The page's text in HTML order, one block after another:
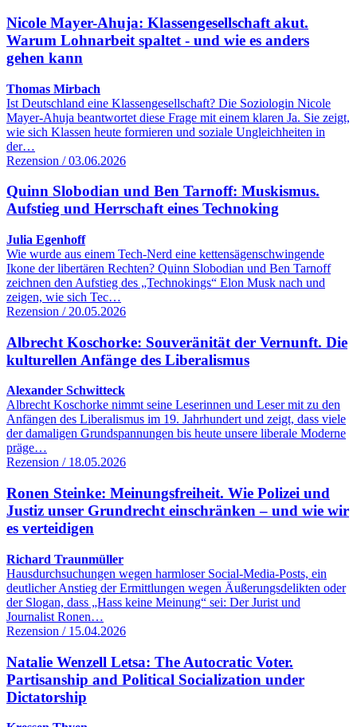
Nicole Mayer-Ahuja: Klassengesellschaft akut.
Warum Lohnarbeit spaltet - und wie es anders
gehen kann
Thomas Mirbach
Ist Deutschland eine Klassengesellschaft? Die Soziologin Nicole
Mayer-Ahuja beantwortet diese Frage mit einem klaren Ja. Sie zeigt,
wie sich Klassen heute formieren und soziale Ungleichheiten in
der…
Rezension / 03.06.2026
Quinn Slobodian und Ben Tarnoff: Muskismus.
Aufstieg und Herrschaft eines Technoking
Julia Egenhoff
Wie wurde aus einem Tech-Nerd eine kettensägenschwingende
Ikone der libertären Rechten? Quinn Slobodian und Ben Tarnoff
zeichnen den Aufstieg des „Technokings“ Elon Musk nach und
zeigen, wie sich Tec…
Rezension / 20.05.2026
Albrecht Koschorke: Souveränität der Vernunft. Die
kulturellen Anfänge des Liberalismus
Alexander Schwitteck
Albrecht Koschorke nimmt seine Leserinnen und Leser mit zu den
Anfängen des Liberalismus im 19. Jahrhundert und zeigt, dass viele
der damaligen Grundspannungen bis heute unsere liberale Moderne
präge…
Rezension / 18.05.2026
Ronen Steinke: Meinungsfreiheit. Wie Polizei und
Justiz unser Grundrecht einschränken – und wie wir
es verteidigen
Richard Traunmüller
Hausdurchsuchungen wegen harmloser Social-Media-Posts, ein
deutlicher Anstieg der Ermittlungen wegen Äußerungsdelikten oder
der Slogan, dass „Hass keine Meinung“ sei: Der Jurist und
Journalist Ronen…
Rezension / 15.04.2026
Natalie Wenzell Letsa: The Autocratic Voter.
Partisanship and Political Socialization under
Dictatorship